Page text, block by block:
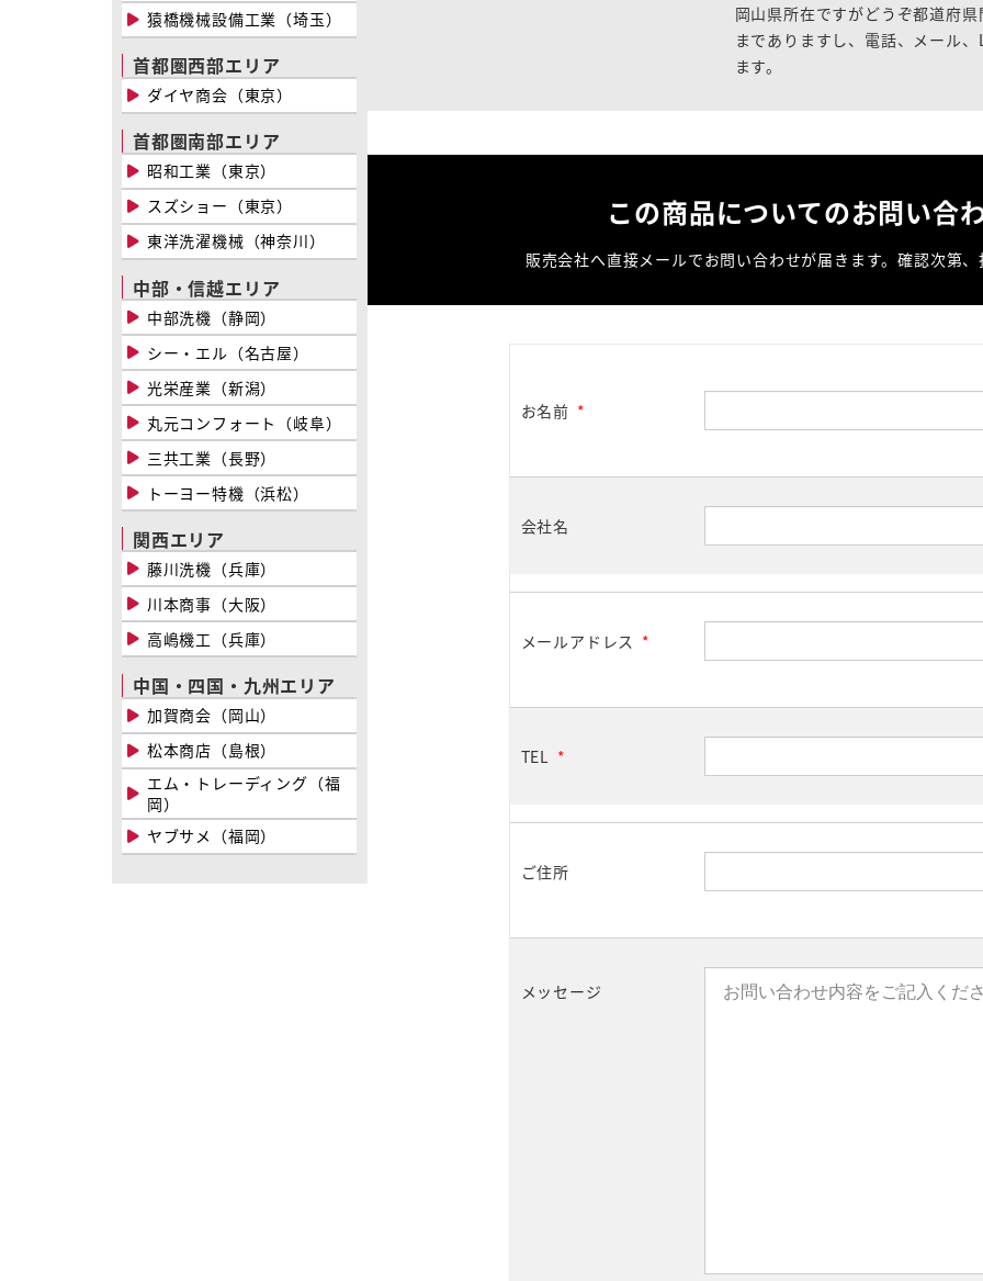
岡山県所在ですがどうぞ都道府
までありますし、電話、メール
ます。
この商品についてのお問い合
販売会社へ直接メールでお問い合わせが届きます。確認次第、
お名前 *
会社名
メールアドレス *
TEL *
ご住所
メッセージ
猿橋機械設備工業（埼玉）
首都圏西部エリア
ダイヤ商会（東京）
首都圏南部エリア
昭和工業（東京）
スズショー（東京）
東洋洗濯機械（神奈川）
中部・信越エリア
中部洗機（静岡）
シー・エル（名古屋）
光栄産業（新潟）
丸元コンフォート（岐阜）
三共工業（長野）
トーヨー特機（浜松）
関西エリア
藤川洗機（兵庫）
川本商事（大阪）
高嶋機工（兵庫）
中国・四国・九州エリア
加賀商会（岡山）
松本商店（島根）
エム・トレーディング（福
岡）
ヤブサメ（福岡）